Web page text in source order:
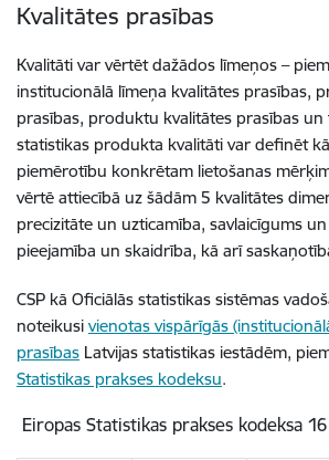
Kvalitātes prasības
Kvalitāti var vērtēt dažādos līmeņos –
institucionālā līmeņa kvalitātes prasības,
prasības, produktu kvalitātes prasības un
statistikas produkta kvalitāti var definēt
piemērotību konkrētam lietošanas
vērtē attiecībā uz šādām 5 kvalitātes
precizitāte un uzticamība, savlaicīgums
pieejamība un skaidrība, kā arī
CSP kā Oficiālās statistikas sistēmas
noteikusi vienotas vispārīgās
prasības Latvijas statistikas iestādēm,
Statistikas prakses kodeksu.
Eiropas Statistikas prakses kodeksa